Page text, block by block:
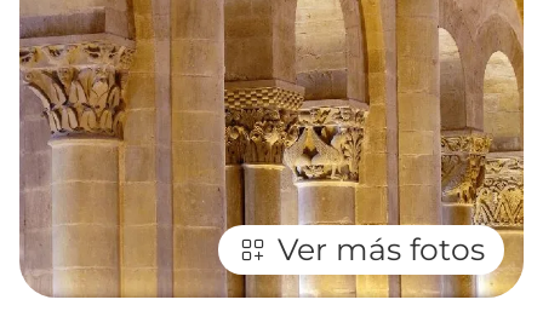
Ver más fotos